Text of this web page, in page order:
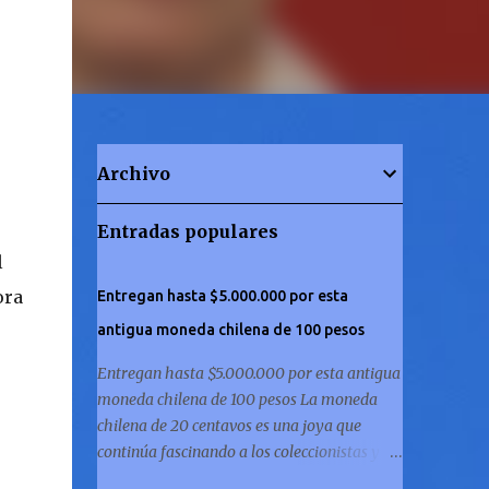
Archivo
Entradas populares
Entregan hasta $5.000.000 por esta
antigua moneda chilena de 100 pesos
Entregan hasta $5.000.000 por esta antigua
moneda chilena de 100 pesos La moneda
chilena de 20 centavos es una joya que
continúa fascinando a los coleccionistas y a